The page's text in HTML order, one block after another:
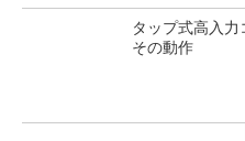
タップ式高入力
その動作